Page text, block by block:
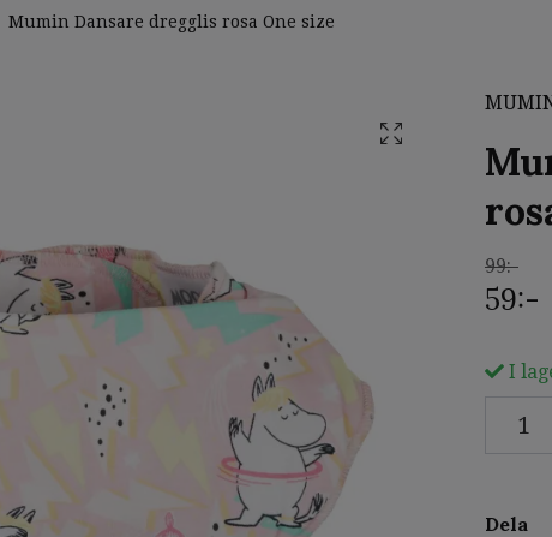
Mumin Dansare dregglis rosa One size
99:-
59:-
I
Dela